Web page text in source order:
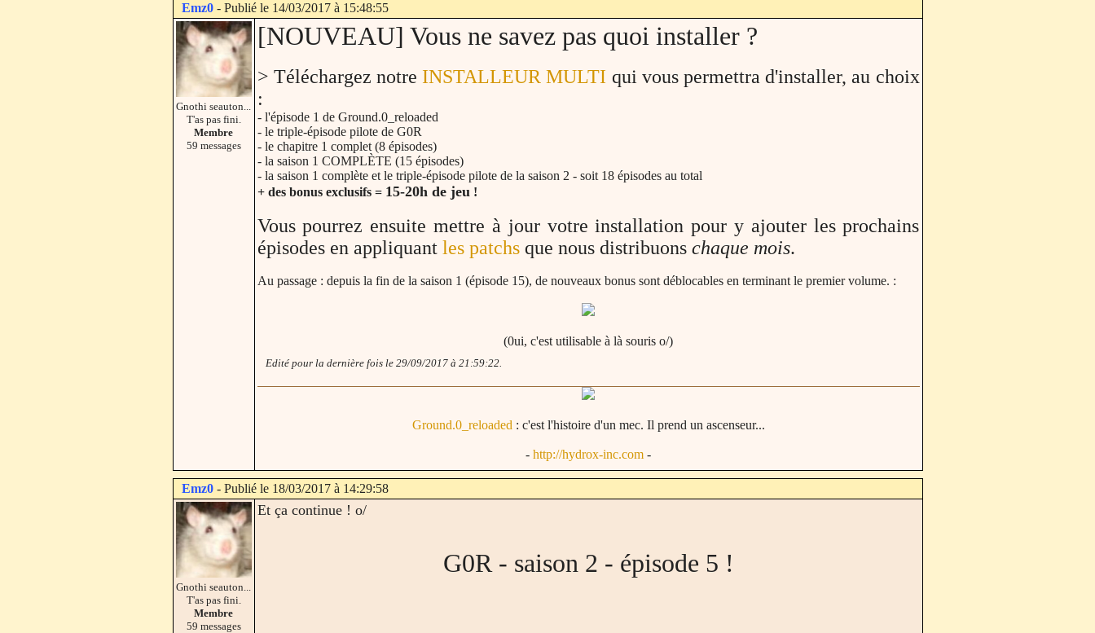
Emz0- Publié le 14/03/2017 à 15:48:55
Gnothi seauton...
T'as pas fini.
Membre
59 messages
[NOUVEAU] Vous ne savez pas quoi installer ?
> Téléchargez notre INSTALLEUR MULTI qui vous permettra d'installer, au choix
:
- l'épisode 1 de Ground.0_reloaded
- le triple-épisode pilote de G0R
- le chapitre 1 complet (8 épisodes)
- la saison 1 COMPLÈTE (15 épisodes)
- la saison 1 complète et le triple-épisode pilote de la saison 2 - soit 18 épisodes au total
+ des bonus exclusifs = 15-20h de jeu !
Vous pourrez ensuite mettre à jour votre installation pour y ajouter les prochains
épisodes en appliquant les patchsque nous distribuons chaque mois.
Au passage : depuis la fin de la saison 1 (épisode 15), de nouveaux bonus sont déblocables en terminant le premier volume. :
(0ui, c'est utilisable à là souris o/)
Edité pour la dernière fois le 29/09/2017 à 21:59:22.
Ground.0_reloaded : c'est l'histoire d'un mec. Il prend un ascenseur...
- http://hydrox-inc.com -
Emz0- Publié le 18/03/2017 à 14:29:58
Gnothi seauton...
T'as pas fini.
Membre
59 messages
Et ça continue ! o/
G0R - saison 2 - épisode 5 !